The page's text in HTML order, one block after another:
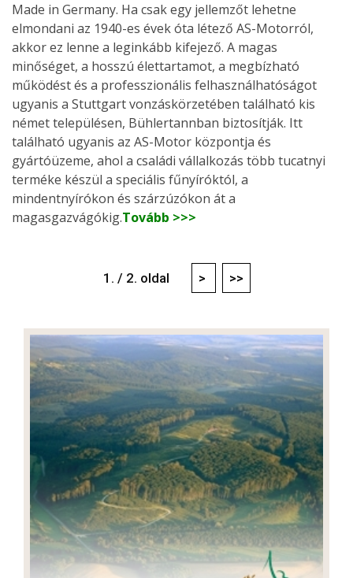
Made in Germany. Ha csak egy jellemzőt lehetne
elmondani az 1940-es évek óta létező AS-Motorról,
akkor ez lenne a leginkább kifejező. A magas
minőséget, a hosszú élettartamot, a megbízható
működést és a professzionális felhasználhatóságot
ugyanis a Stuttgart vonzáskörzetében található kis
német településen, Bühlertannban biztosítják. Itt
található ugyanis az AS-Motor központja és
gyártóüzeme, ahol a családi vállalkozás több tucatnyi
terméke készül a speciális fűnyíróktól, a
mindentnyírókon és szárzúzókon át a
magasgazvágókig.Tovább >>>
1. / 2. oldal > >>